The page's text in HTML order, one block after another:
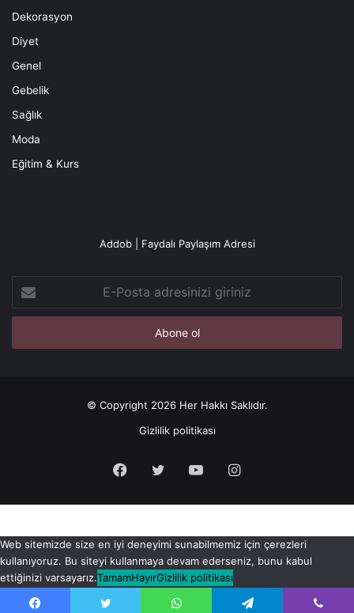
Dekorasyon
Diyet
Genel
Gebelik
Sağlık
Moda
Eğitim & Kurs
Addob | Faydalı Paylaşım Adresi
Posta
adresinizi
© Copyright 2026 Her Hakkı Saklıdır.
Gizlilik politikası
Facebook
X YouTubeInstagram
Web sitemizde size en iyi deneyimi sunabilmemiz için çerezleri
kullanıyoruz. Bu siteyi kullanmaya devam ederseniz, bunu kabul
ettiğinizi varsayarız.TamamHayırGizlilik politikası